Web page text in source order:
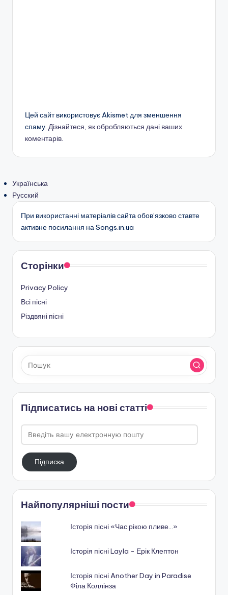
Цей сайт використовує Akismet для зменшення
спаму. Дізнайтеся, як обробляються дані ваших
коментарів.
Українська
Русский
При використанні матеріалів сайта обов’язково ставте
активне посилання на Songs.in.ua
Сторінки
Privacy Policy
Всі пісні
Різдвяні пісні
Підписатись на нові статті
Введіть
вашу
електронную
поштуПідписка
Найпопулярніші пости
Історія пісні «Час рікою пливе…»
Історія пісні Layla - Ерік Клептон
Історія пісні Another Day in Paradise
Філа Коллінза